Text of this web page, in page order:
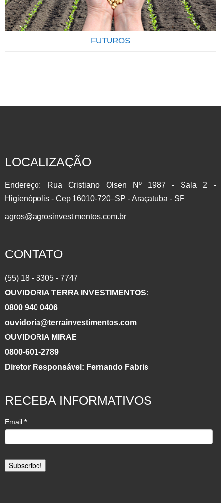
Investimentos,…
um determinado Ativo em uma Data Futura. Muito utilizado
para se proteger contra as oscilações de preço (HEDGE)
FUTUROS
LOCALIZAÇÃO
Endereço: Rua Cristiano Olsen Nº 1987 - Sala 2 -
Higienópolis - Cep 16010-720–SP - Araçatuba - SP
agros@agrosinvestimentos.com.br
CONTATO
(55) 18 - 3305 - 7747
OUVIDORIA TERRA INVESTIMENTOS:
0800 940 0406
ouvidoria@terrainvestimentos.com
OUVIDORIA MIRAE
0800-601-2789
Diretor Responsável: Fernando Fabris
RECEBA INFORMATIVOS
Email *